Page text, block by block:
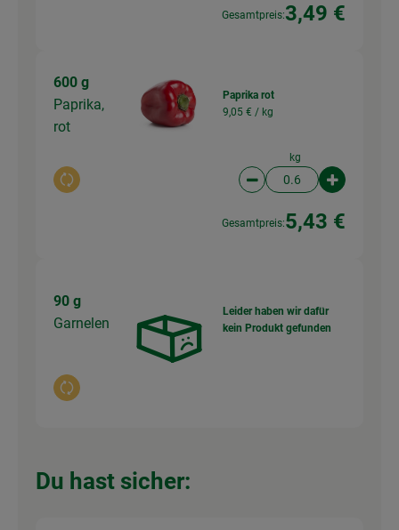
Gesamtpreis:3,49 €
600 g
Paprika,
rot
Auswahl ändern
Paprika rot
9,05 € / kg
kg
Artikelanzahl
Gesamtpreis:5,43 €
90 g
Garnelen
Auswahl ändern
Leider haben wir dafür
kein Produkt gefunden
Du hast sicher: